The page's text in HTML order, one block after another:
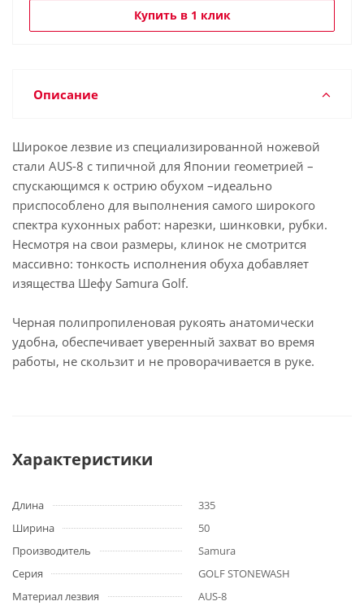
Купить в 1 клик
Описание
Широкое лезвие из специализированной ножевой
стали AUS-8 с типичной для Японии геометрией –
спускающимся к острию обухом –идеально
приспособлено для выполнения самого широкого
спектра кухонных работ: нарезки, шинковки, рубки.
Несмотря на свои размеры, клинок не смотрится
массивно: тонкость исполнения обуха добавляет
изящества Шефу Samura Golf.
Черная полипропиленовая рукоять анатомически
удобна, обеспечивает уверенный захват во время
работы, не скользит и не проворачивается в руке.
Характеристики
Длина
335
Ширина
50
Производитель
Samura
Серия
GOLF STONEWASH
Материал лезвия
AUS-8